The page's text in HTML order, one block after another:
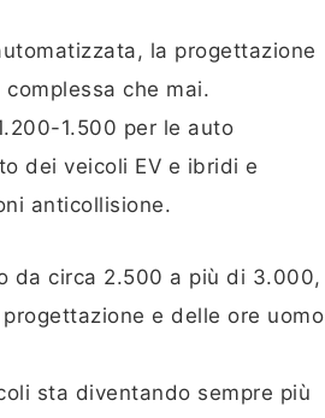
la progettazione
che mai.
1.500 per le auto
dei veicoli EV e ibridi e
anticollisione.
da circa 2.500 a più di 3.000,
e delle ore uomo
sta diventando sempre più